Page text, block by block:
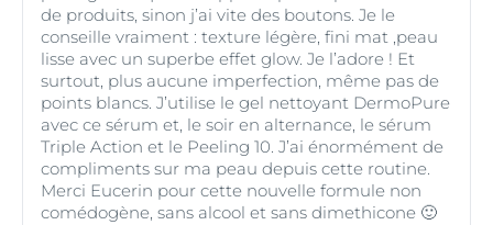
de produits, sinon j’ai vite des boutons. Je le
conseille vraiment : texture légère, fini mat ,peau
lisse avec un superbe effet glow. Je l’adore ! Et
surtout, plus aucune imperfection, même pas de
points blancs. J’utilise le gel nettoyant DermoPure
avec ce sérum et, le soir en alternance, le sérum
Triple Action et le Peeling 10. J’ai énormément de
compliments sur ma peau depuis cette routine.
Merci Eucerin pour cette nouvelle formule non
comédogène, sans alcool et sans dimethicone 🙂